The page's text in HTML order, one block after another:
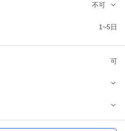
不可
1~5日
可